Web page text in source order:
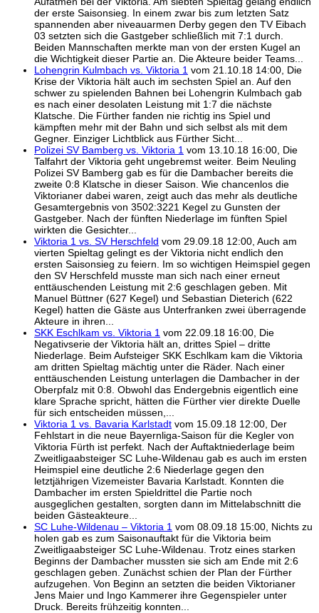
der erste Saisonsieg. In einem zwar bis zum letzten Satz
spannenden aber niveauarmen Derby gegen den TV Eibach
03 setzten sich die Gastgeber schließlich mit 7:1 durch.
Beiden Mannschaften merkte man von der ersten Kugel an
die Wichtigkeit dieser Partie an. Die Akteure beider Teams...
Lohengrin Kulmbach vs. Viktoria 1 vom 21.10.18 14:00, Die
Krise der Viktoria hält auch im sechsten Spiel an. Auf den
schwer zu spielenden Bahnen bei Lohengrin Kulmbach gab
es nach einer desolaten Leistung mit 1:7 die nächste
Klatsche. Die Fürther fanden nie richtig ins Spiel und
kämpften mehr mit der Bahn und sich selbst als mit dem
Gegner. Einziger Lichtblick aus Fürther Sicht...
Polizei SV Bamberg vs. Viktoria 1 vom 13.10.18 16:00, Die
Talfahrt der Viktoria geht ungebremst weiter. Beim Neuling
Polizei SV Bamberg gab es für die Dambacher bereits die
zweite 0:8 Klatsche in dieser Saison. Wie chancenlos die
Viktorianer dabei waren, zeigt auch das mehr als deutliche
Gesamtergebnis von 3502:3221 Kegel zu Gunsten der
Gastgeber. Nach der fünften Niederlage im fünften Spiel
wirkten die Gesichter...
Viktoria 1 vs. SV Herschfeld vom 29.09.18 12:00, Auch am
vierten Spieltag gelingt es der Viktoria nicht endlich den
ersten Saisonsieg zu feiern. Im so wichtigen Heimspiel gegen
den SV Herschfeld musste man sich nach einer erneut
enttäuschenden Leistung mit 2:6 geschlagen geben. Mit
Manuel Büttner (627 Kegel) und Sebastian Dieterich (622
Kegel) hatten die Gäste aus Unterfranken zwei überragende
Akteure in ihren...
SKK Eschlkam vs. Viktoria 1 vom 22.09.18 16:00, Die
Negativserie der Viktoria hält an, drittes Spiel – dritte
Niederlage. Beim Aufsteiger SKK Eschlkam kam die Viktoria
am dritten Spieltag mächtig unter die Räder. Nach einer
enttäuschenden Leistung unterlagen die Dambacher in der
Oberpfalz mit 0:8. Obwohl das Endergebnis eigentlich eine
klare Sprache spricht, hätten die Fürther vier direkte Duelle
für sich entscheiden müssen,...
Viktoria 1 vs. Bavaria Karlstadt vom 15.09.18 12:00, Der
Fehlstart in die neue Bayernliga-Saison für die Kegler von
Viktoria Fürth ist perfekt. Nach der Auftaktniederlage beim
Zweitligaabsteiger SC Luhe-Wildenau gab es auch im ersten
Heimspiel eine deutliche 2:6 Niederlage gegen den
letztjährigen Vizemeister Bavaria Karlstadt. Konnten die
Dambacher im ersten Spieldrittel die Partie noch
ausgeglichen gestalten, sorgten dann im Mittelabschnitt die
beiden Gästeakteure...
SC Luhe-Wildenau – Viktoria 1 vom 08.09.18 15:00, Nichts zu
holen gab es zum Saisonauftakt für die Viktoria beim
Zweitligaabsteiger SC Luhe-Wildenau. Trotz eines starken
Beginns der Dambacher mussten sie sich am Ende mit 2:6
geschlagen geben. Zunächst schien der Plan der Fürther
aufzugehen. Von Beginn an setzten die beiden Viktorianer
Jens Maier und Ingo Kammerer ihre Gegenspieler unter
Druck. Bereits frühzeitig konnten...